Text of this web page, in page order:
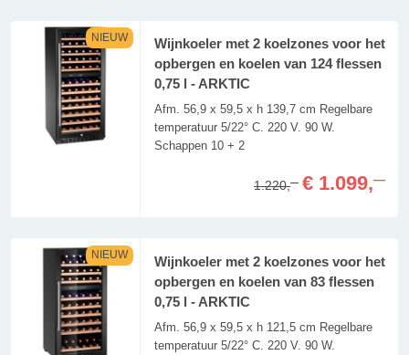
NIEUW
Wijnkoeler met 2 koelzones voor het
opbergen en koelen van 124 flessen
0,75 l - ARKTIC
Afm. 56,9 x 59,5 x h 139,7 cm Regelbare
temperatuur 5/22° C. 220 V. 90 W.
Schappen 10 + 2
1.220,— € 1.099,—
NIEUW
Wijnkoeler met 2 koelzones voor het
opbergen en koelen van 83 flessen
0,75 l - ARKTIC
Afm. 56,9 x 59,5 x h 121,5 cm Regelbare
temperatuur 5/22° C. 220 V. 90 W.